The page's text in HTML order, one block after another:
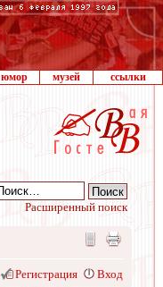
юмор музей ссылки
Расширенный поиск
Регистрация Вход